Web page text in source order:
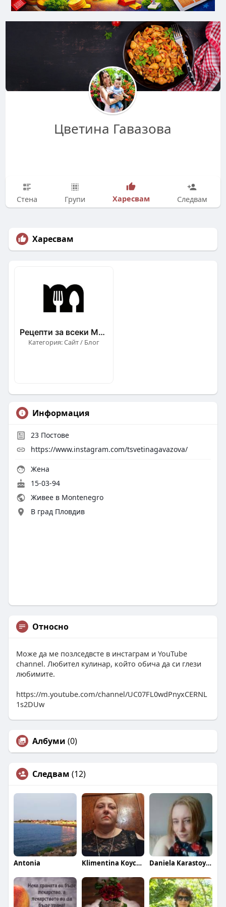
Цветина Гавазова
Стена Групи Харесвам Следвам
Харесвам
Рецепти за всеки Mandja.bg
Категория: Сайт / Блог
Информация
23Постове
https://www.instagram.com/tsvetinagavazova/
Жена
15-03-94
Живее в Montenegro
В град Пловдив
Относно
Може да ме позлседвсте в инстаграм и YouTube
channel. Любител кулинар, който обича да си глези
любимите.
https://m.youtube.com/channel/UC07FL0wdPnyxCERNL
1s2DUw
Албуми (0)
Следвам (12)
Antonia Klimentina Koycheva Daniela Karastoykova